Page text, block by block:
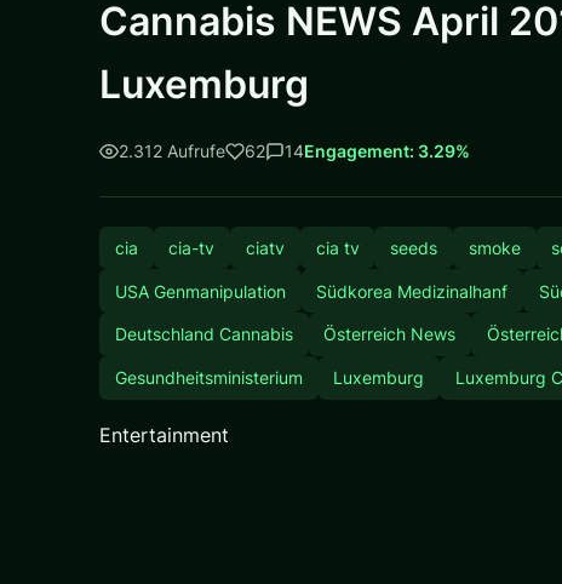
Cannabis NEWS April
Luxemburg
2.312 Aufrufe 62 14Engagement: 3.29%
cia cia-tv ciatv cia tv seeds smoke
USA Genmanipulation Südkorea Medizinalhanf
Deutschland Cannabis Österreich News
Gesundheitsministerium Luxemburg Luxemburg
Entertainment